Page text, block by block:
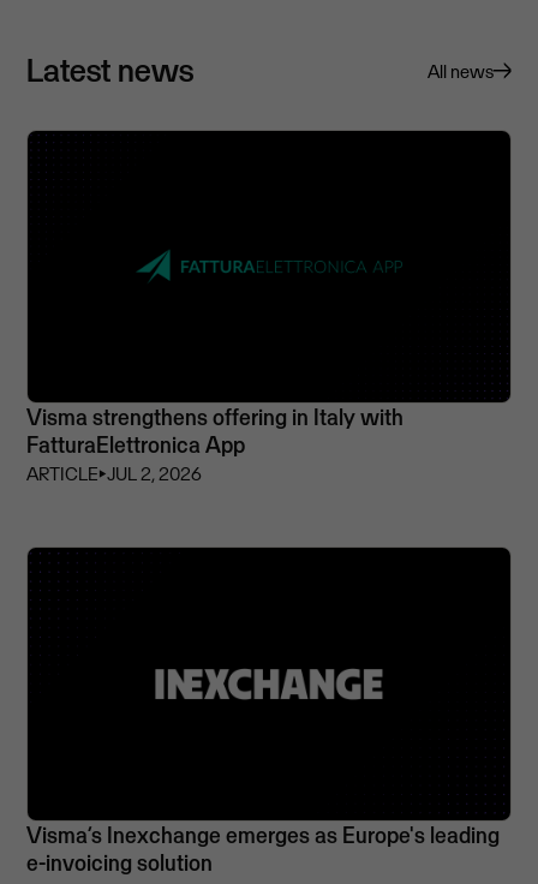
Latest news All news
Visma strengthens offering in Italy with
FatturaElettronica App
ARTICLE⏵JUL 2, 2026
Visma’s Inexchange emerges as Europe's leading
e-invoicing solution